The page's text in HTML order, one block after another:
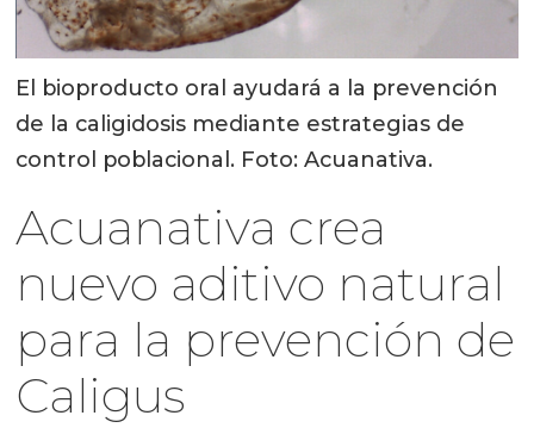
El bioproducto oral ayudará a la prevención
de la caligidosis mediante estrategias de
control poblacional. Foto: Acuanativa.
Acuanativa crea
nuevo aditivo natural
para la prevención de
Caligus